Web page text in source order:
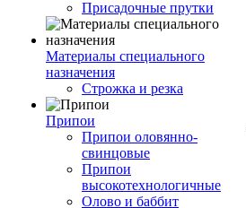
Присадочные прутки
Материалы специального
назначения
Строжка и резка
Припои
Припои оловянно-
свинцовые
Припои
высокотехнологичные
Олово и баббит